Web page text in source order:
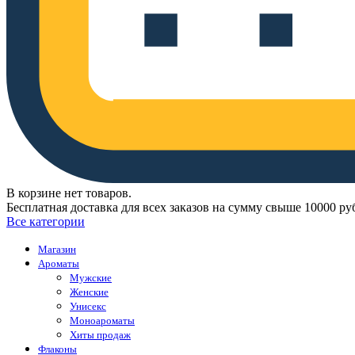
В корзине нет товаров.
Бесплатная доставка для всех заказов на сумму свыше 10000
Все категории
Магазин
Ароматы
Мужские
Женские
Унисекс
Моноароматы
Хиты продаж
Флаконы